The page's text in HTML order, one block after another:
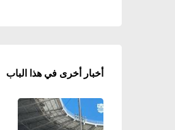
أخبار أخرى في هذا الباب